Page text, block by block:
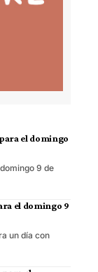
el domingo
9 de
el domingo 9
un día con